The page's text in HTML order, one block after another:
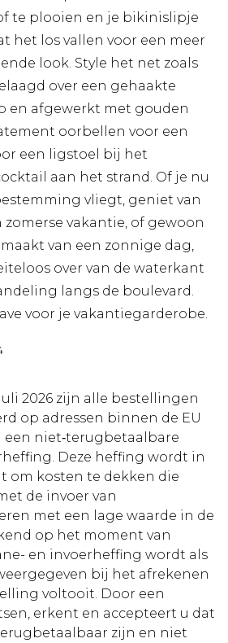
te plooien en je bikinislipje
het los vallen voor een meer
look. Style het net zoals
over een gehaakte
en afgewerkt met gouden
oorbellen voor een
een ligstoel bij het
aan het strand. Of je nu
vliegt, geniet van
zomerse vakantie, of gewoon
van een zonnige dag,
over van de waterkant
langs de boulevard.
voor je vakantiegarderobe.
2026 zijn alle bestellingen
op adressen binnen de EU
niet‑terugbetaalbare
Deze heffing wordt in
om kosten te dekken die
de invoer van
met een lage waarde in de
op het moment van
en invoerheffing wordt als
bij het afrekenen
voltooit. Door een
erkent en accepteert u dat
zijn en niet